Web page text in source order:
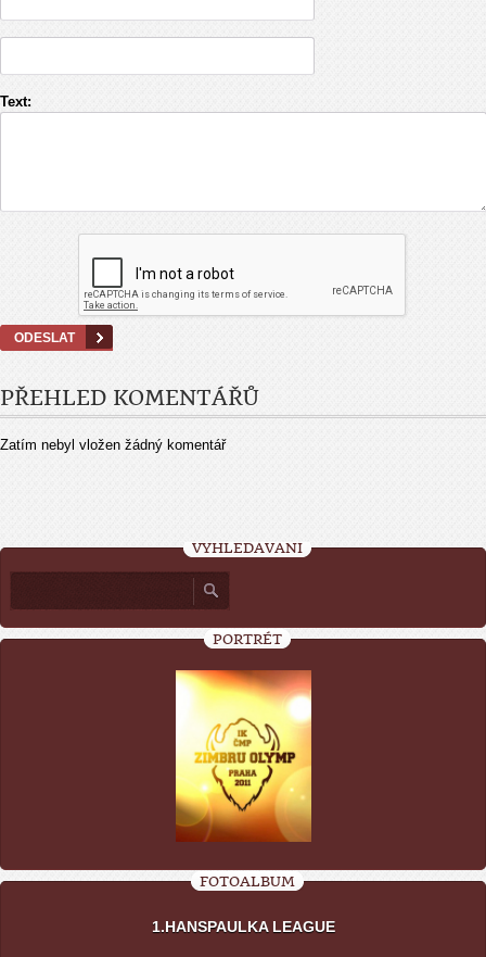
Text:
PŘEHLED KOMENTÁŘŮ
Zatím nebyl vložen žádný komentář
VYHLEDÁVÁNÍ
PORTRÉT
FOTOALBUM
1.HANSPAULKA LEAGUE